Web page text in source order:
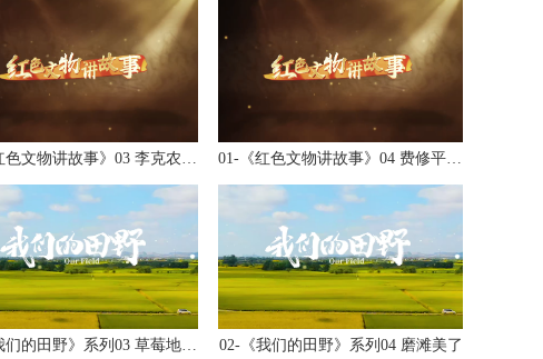
01-《红色文物讲故事》03 李克农的羊皮箱... 01-《红色文物讲故事》04 费修平的一封信...
02-《我们的田野》系列03 草莓地里的新希... 02-《我们的田野》系列04 磨滩美了